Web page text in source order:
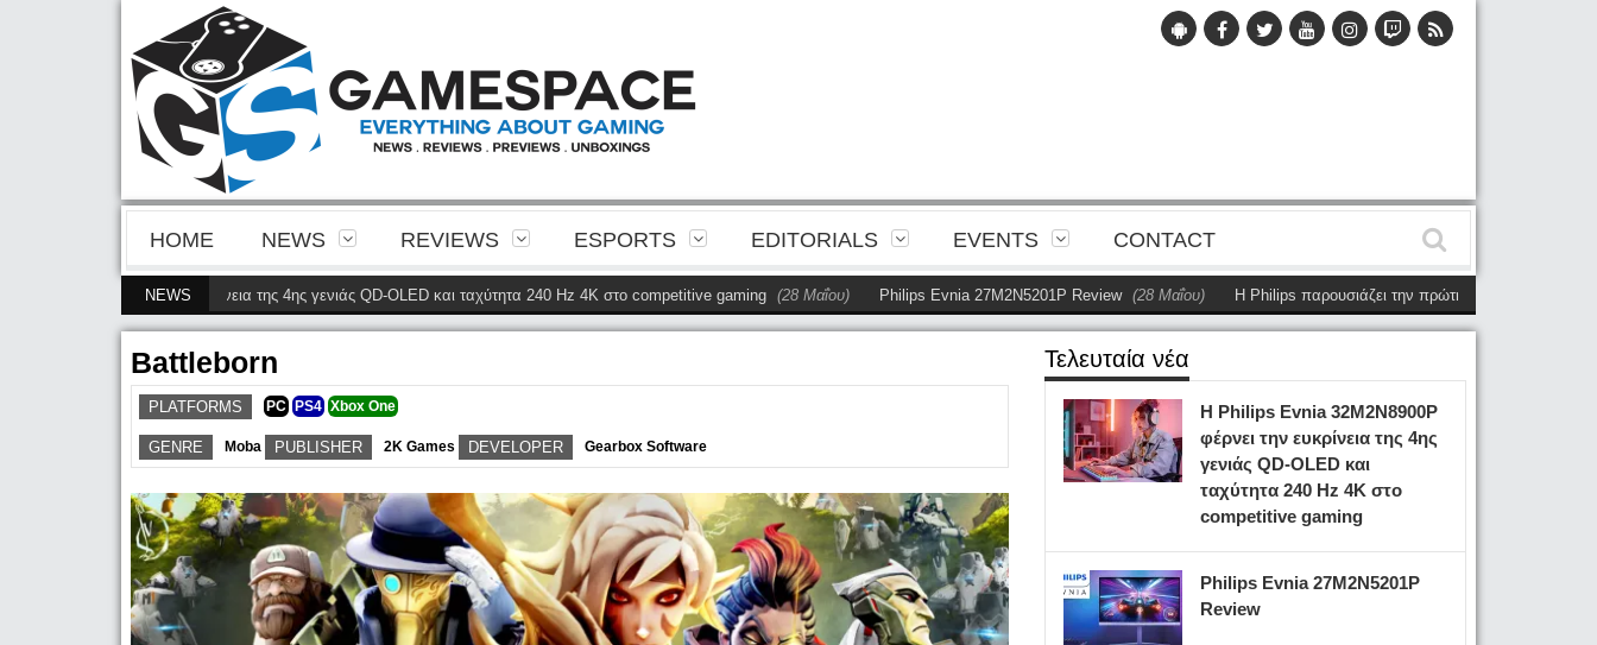
HOME NEWS REVIEWS ESPORTS EDITORIALS EVENTS CONTACT
NEWS
φέρνει την ευκρίνεια της 4ης γενιάς QD-OLED και ταχύτητα 240 Hz 4K στο competitive gaming (28 Μαΐου) Philips Evnia 27M2N5201P Review (28 Μαΐου) Η Philips παρουσιάζει την πρώτη αυτόνομη dual-sided
Battleborn
PLATFORMS PC PS4 Xbox One
GENRE Moba PUBLISHER 2K Games DEVELOPER Gearbox Software
Τελευταία νέα
Η Philips Evnia 32M2N8900P
φέρνει την ευκρίνεια της 4ης
γενιάς QD-OLED και
ταχύτητα 240 Hz 4K στο
competitive gaming
Philips Evnia 27M2N5201P
Review